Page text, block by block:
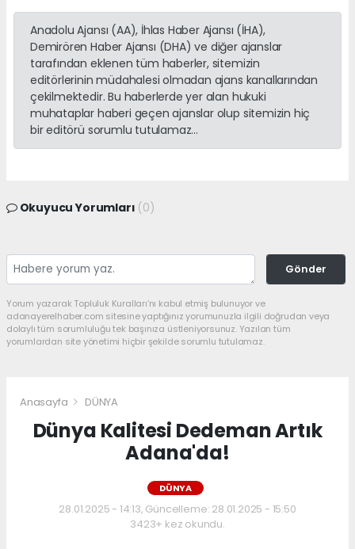
Anadolu Ajansı (AA), İhlas Haber Ajansı (İHA),
Demirören Haber Ajansı (DHA) ve diğer ajanslar
tarafından eklenen tüm haberler, sitemizin
editörlerinin müdahalesi olmadan ajans kanallarından
çekilmektedir. Bu haberlerde yer alan hukuki
muhataplar haberi geçen ajanslar olup sitemizin hiç
bir editörü sorumlu tutulamaz...
Okuyucu Yorumları (0)
Gönder
Yorum yazarak Topluluk Kuralları’nı kabul etmiş bulunuyor ve
adanayerelhaber.com sitesine yaptığınız yorumunuzla ilgili doğrudan veya
dolaylı tüm sorumluluğu tek başınıza üstleniyorsunuz. Yazılan tüm
yorumlardan site yönetimi hiçbir şekilde sorumlu tutulamaz.
Anasayfa DÜNYA
Dünya Kalitesi Dedeman Artık
Adana'da!
DÜNYA
28.01.2025 - 14:13, Güncelleme: 28.01.2025 - 15:50
3423+ kez okundu.